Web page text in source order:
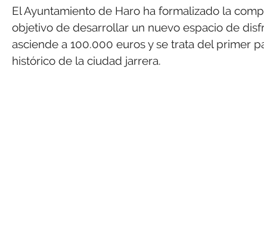
El Ayuntamiento de Haro ha formalizado la
objetivo de desarrollar un nuevo espacio de
asciende a 100.000 euros y se trata del primer
histórico de la ciudad jarrera.